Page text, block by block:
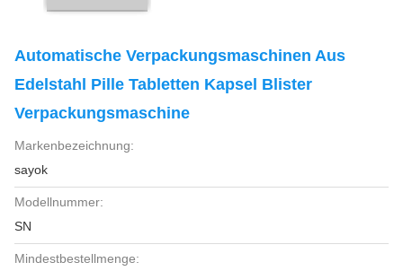
Automatische Verpackungsmaschinen Aus
Edelstahl Pille Tabletten Kapsel Blister
Verpackungsmaschine
Markenbezeichnung:
sayok
Modellnummer:
SN
Mindestbestellmenge: